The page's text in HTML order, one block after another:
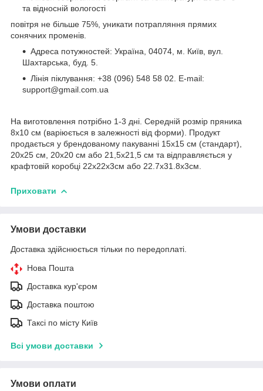
та відносній вологості
повітря не більше 75%, уникати потрапляння прямих
сонячних променів.
Адреса потужностей: Україна, 04074, м. Київ, вул.
Шахтарська, буд. 5.
Лінія піклування: +38 (096) 548 58 02. E-mail:
support@gmail.com.ua
На виготовлення потрібно 1-3 дні. Cередній розмір пряника
8х10 см (варіюється в залежності від форми). Продукт
продається у брендованому пакуванні 15х15 см (стандарт),
20х25 см, 20х20 см або 21,5х21,5 см та відправляється у
крафтовій коробці 22х22х3см або 22.7х31.8х3см.
Приховати
Умови доставки
Доставка здійснюється тільки по передоплаті.
Нова Пошта
Доставка кур'єром
Доставка поштою
Таксі по місту Київ
Всі умови доставки
Умови оплати